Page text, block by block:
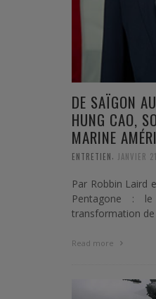
DE SAÏGON
HUNG CAO,
MARINE
ENTRETIEN, JANVIER
Par Robbin Laird
Pentagone :
transformation
Read more